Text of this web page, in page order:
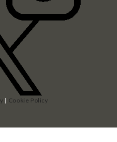
| Cookie Policy